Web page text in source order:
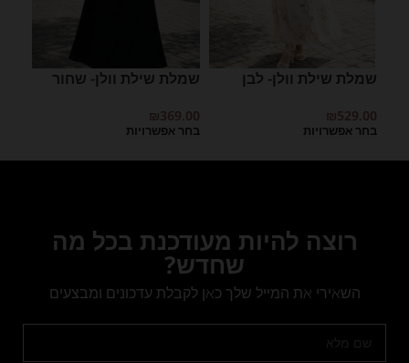
שמלת שילת וולן- לבן
₪529.00
בחר אפשרויות
שמלת שילת וולן- שחור
₪369.00
בחר אפשרויות
רוצה להיות מעודכנת בכל מה
שחדש?
השאירי את המייל שלך כאן לקבלת עדכונים ומבצעים